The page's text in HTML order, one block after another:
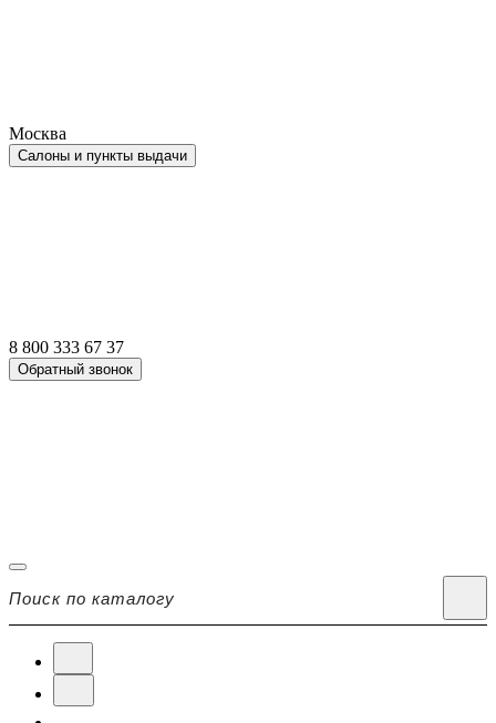
Москва
Салоны и пункты выдачи
8 800 333 67 37
Обратный звонок